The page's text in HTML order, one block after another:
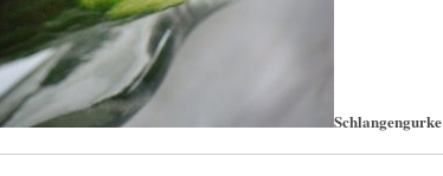
Schlangengurke